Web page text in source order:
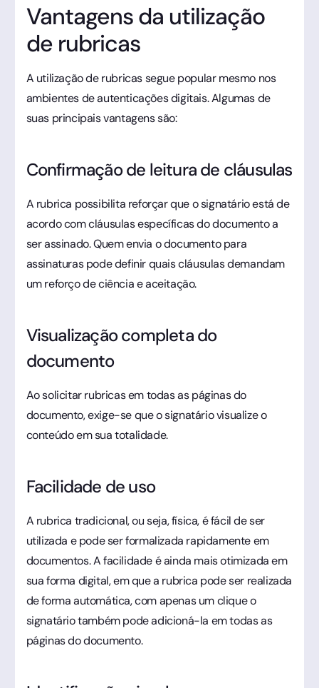
Vantagens da utilização
de rubricas
A utilização de rubricas segue popular mesmo nos
ambientes de autenticações digitais. Algumas de
suas principais vantagens são:
Confirmação de leitura de cláusulas
A rubrica possibilita reforçar que o signatário está de
acordo com cláusulas específicas do documento a
ser assinado. Quem envia o documento para
assinaturas pode definir quais cláusulas demandam
um reforço de ciência e aceitação.
Visualização completa do
documento
Ao solicitar rubricas em todas as páginas do
documento, exige-se que o signatário visualize o
conteúdo em sua totalidade.
Facilidade de uso
A rubrica tradicional, ou seja, física, é fácil de ser
utilizada e pode ser formalizada rapidamente em
documentos. A facilidade é ainda mais otimizada em
sua forma digital, em que a rubrica pode ser realizada
de forma automática, com apenas um clique o
signatário também pode adicioná-la em todas as
páginas do documento.